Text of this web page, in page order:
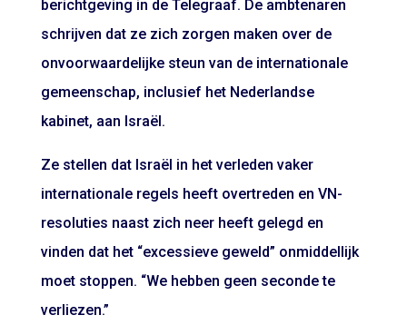
berichtgeving in de Telegraaf. De ambtenaren
schrijven dat ze zich zorgen maken over de
onvoorwaardelijke steun van de internationale
gemeenschap, inclusief het Nederlandse
kabinet, aan Israël.
Ze stellen dat Israël in het verleden vaker
internationale regels heeft overtreden en VN-
resoluties naast zich neer heeft gelegd en
vinden dat het “excessieve geweld” onmiddellijk
moet stoppen. “We hebben geen seconde te
verliezen.”